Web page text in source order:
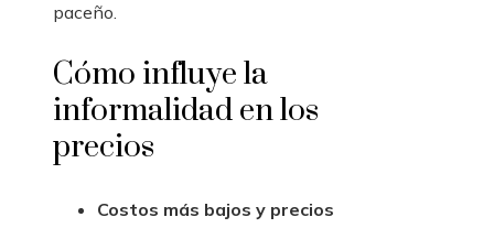
paceño.
Cómo influye la
informalidad en los
precios
Costos más bajos y precios